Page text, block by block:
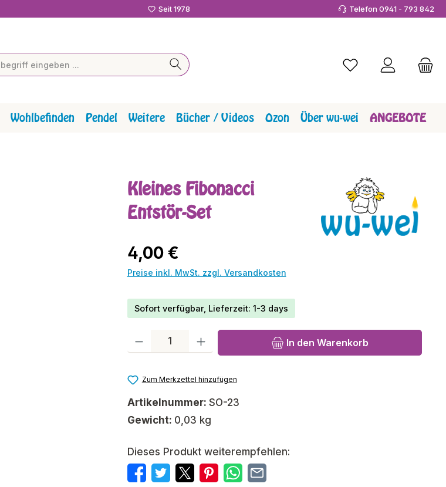
Seit 1978 Telefon 0941 - 793 842
Du hast 0 Produkte
Wohlbefinden Pendel Weitere Bücher / Videos Ozon Über wu-wei ANGEBOTE
Kleines Fibonacci
Entstör-Set
Regulärer Preis:
4,00 €
Preise inkl. MwSt. zzgl. Versandkosten
Sofort verfügbar, Lieferzeit: 1-3 days
Produkt Anzahl: Gib den gewünschten Wert ein oder benutze die
In den Warenkorb
Zum Merkzettel hinzufügen
Artikelnummer: SO-23
Gewicht: 0,03 kg
Dieses Produkt weiterempfehlen: